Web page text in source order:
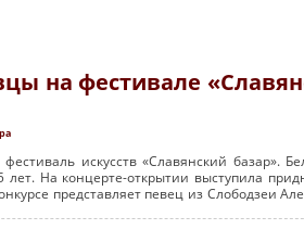
на фестивале
искусств «Славянский базар».
На концерте-открытии выступила
представляет певец из Слободзеи